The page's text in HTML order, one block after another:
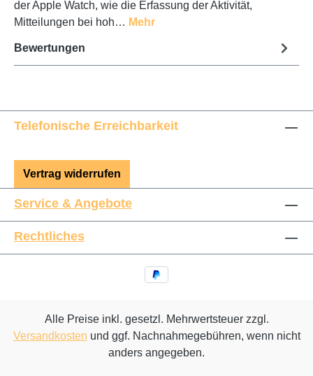
der Apple Watch, wie die Erfassung der Aktivität,
Mitteilungen bei hoh… Mehr
Bewertungen
Telefonische Erreichbarkeit
Vertrag widerrufen
Service & Angebote
Rechtliches
Alle Preise inkl. gesetzl. Mehrwertsteuer zzgl.
Versandkosten und ggf. Nachnahmegebühren, wenn nicht
anders angegeben.